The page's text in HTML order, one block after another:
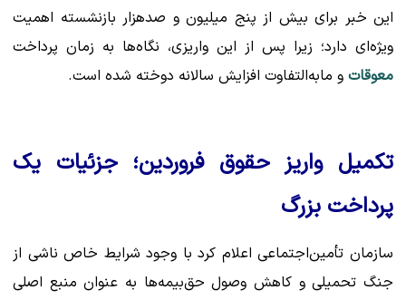
این خبر برای بیش از پنج میلیون و صدهزار بازنشسته اهمیت
ویژه‌ای دارد؛ زیرا پس از این واریزی، نگاه‌ها به زمان پرداخت
معوقات و مابه‌التفاوت افزایش سالانه دوخته شده است.
تکمیل واریز حقوق فروردین؛ جزئیات یک
پرداخت بزرگ
سازمان تأمین‌اجتماعی اعلام کرد با وجود شرایط خاص ناشی از
جنگ تحمیلی و کاهش وصول حق‌بیمه‌ها به عنوان منبع اصلی